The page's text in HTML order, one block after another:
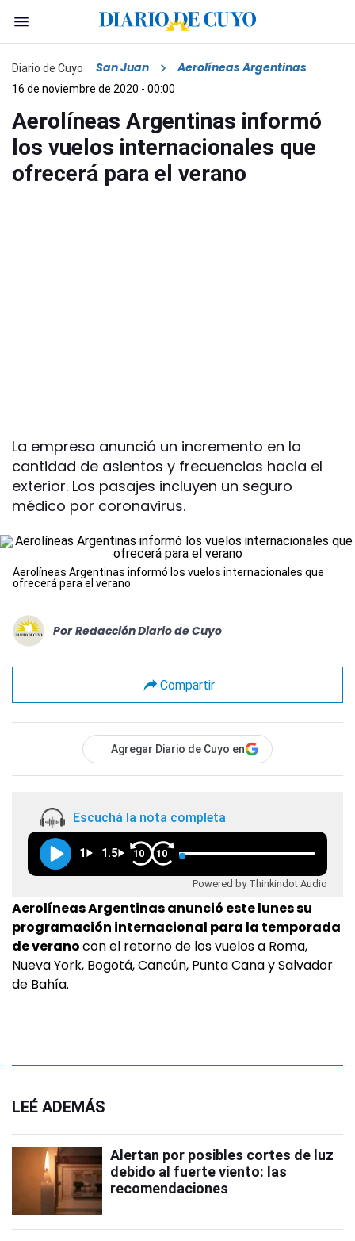
Diario de Cuyo San Juan Aerolíneas Argentinas
16 de noviembre de 2020 - 00:00
Aerolíneas Argentinas informó
los vuelos internacionales que
ofrecerá para el verano
La empresa anunció un incremento en la
cantidad de asientos y frecuencias hacia el
exterior. Los pasajes incluyen un seguro
médico por coronavirus.
Aerolíneas Argentinas informó los vuelos internacionales que
ofrecerá para el verano
Por Redacción Diario de Cuyo
Compartir
Agregar Diario de Cuyo en
Escuchá la nota completa
1 1.5 10 10
Powered by Thinkindot Audio
Aerolíneas Argentinas anunció este lunes su
programación internacional para la temporada
de veranocon el retorno de los vuelos a Roma,
Nueva York, Bogotá, Cancún, Punta Cana y Salvador
de Bahía.
LEÉ ADEMÁS
Alertan por posibles cortes de luz
debido al fuerte viento: las
recomendaciones